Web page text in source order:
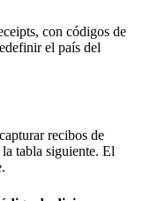
con códigos de
el país del
recibos de
tabla siguiente. El